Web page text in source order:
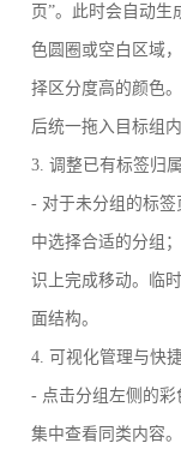
页”。此时会自动
色圆圈或空白区域
择区分度高的颜色
后统一拖入目标组内
3. 调整已有标签归属
- 对于未分组的标签
中选择合适的分组
识上完成移动。临
面结构。
4. 可视化管理与快
- 点击分组左侧的
集中查看同类内容